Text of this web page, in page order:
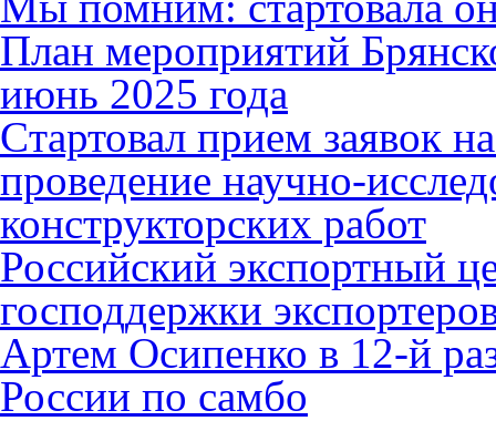
План мероприятий
июнь 2025 года
Cтартовал прием заявок
проведение научно-
конструкторских работ
Российский экспортный
господдержки
Артем Осипенко в 12-й
России по самбо